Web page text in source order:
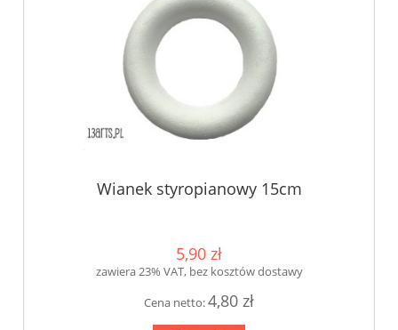
Wianek styropianowy 15cm
5,90 zł
zawiera 23% VAT, bez kosztów dostawy
Cena netto:4,80 zł